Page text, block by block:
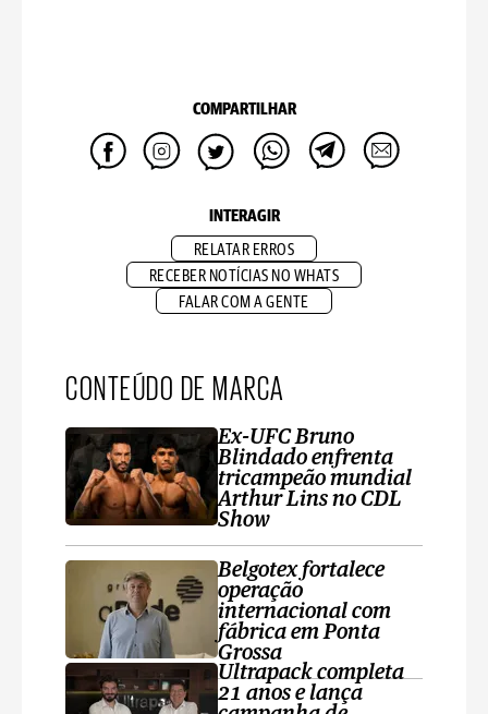
COMPARTILHAR
INTERAGIR
RELATAR ERROS
RECEBER NOTÍCIAS NO WHATS
FALAR COM A GENTE
CONTEÚDO DE MARCA
Ex-UFC Bruno
Blindado enfrenta
tricampeão mundial
Arthur Lins no CDL
Show
Belgotex fortalece
operação
internacional com
fábrica em Ponta
Grossa
Ultrapack completa
21 anos e lança